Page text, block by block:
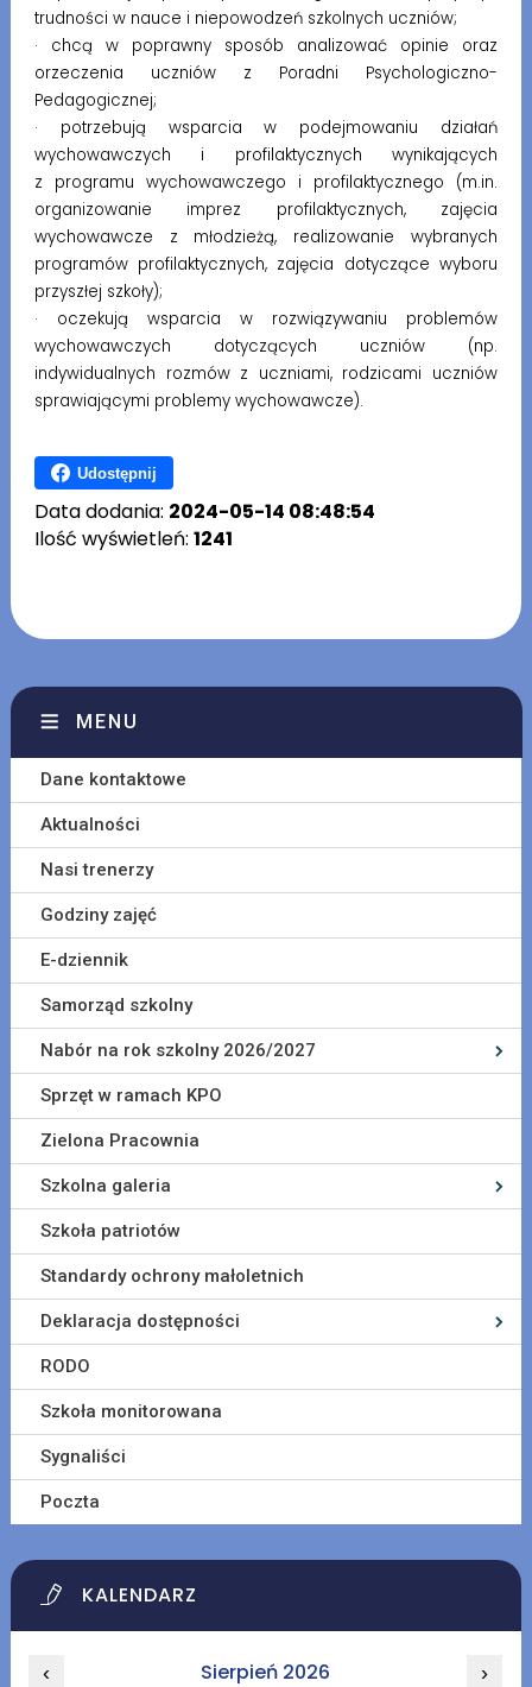
trudności w nauce i niepowodzeń szkolnych uczniów;
· chcą w poprawny sposób analizować opinie oraz
orzeczenia uczniów z Poradni Psychologiczno-
Pedagogicznej;
· potrzebują wsparcia w podejmowaniu działań
wychowawczych i profilaktycznych wynikających
z programu wychowawczego i profilaktycznego (m.in.
organizowanie imprez profilaktycznych, zajęcia
wychowawcze z młodzieżą, realizowanie wybranych
programów profilaktycznych, zajęcia dotyczące wyboru
przyszłej szkoły);
· oczekują wsparcia w rozwiązywaniu problemów
wychowawczych dotyczących uczniów (np.
indywidualnych rozmów z uczniami, rodzicami uczniów
sprawiającymi problemy wychowawcze).
Udostępnij
Data dodania: 2024-05-14 08:48:54
Ilość wyświetleń: 1241
MENU
Dane kontaktowe
Aktualności
Nasi trenerzy
Godziny zajęć
E-dziennik
Samorząd szkolny
Nabór na rok szkolny 2026/2027
Sprzęt w ramach KPO
Zielona Pracownia
Szkolna galeria
Szkoła patriotów
Standardy ochrony małoletnich
Deklaracja dostępności
RODO
Szkoła monitorowana
Sygnaliści
Poczta
KALENDARZ
‹ Sierpień 2026 ›